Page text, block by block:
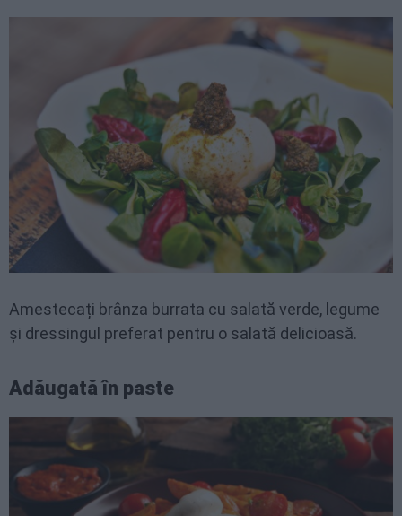
Amestecați brânza burrata cu salată verde, legume
și dressingul preferat pentru o salată delicioasă.
Adăugată în paste